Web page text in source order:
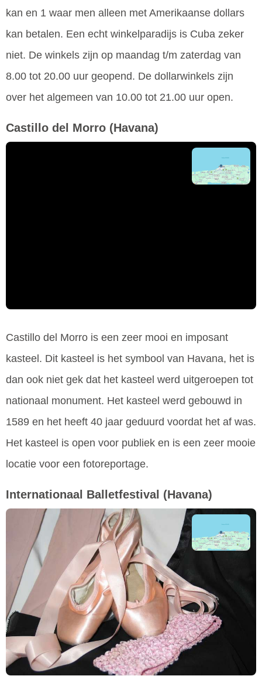
kan en 1 waar men alleen met Amerikaanse dollars
kan betalen. Een echt winkelparadijs is Cuba zeker
niet. De winkels zijn op maandag t/m zaterdag van
8.00 tot 20.00 uur geopend. De dollarwinkels zijn
over het algemeen van 10.00 tot 21.00 uur open.
Castillo del Morro (Havana)
Castillo del Morro is een zeer mooi en imposant
kasteel. Dit kasteel is het symbool van Havana, het is
dan ook niet gek dat het kasteel werd uitgeroepen tot
nationaal monument. Het kasteel werd gebouwd in
1589 en het heeft 40 jaar geduurd voordat het af was.
Het kasteel is open voor publiek en is een zeer mooie
locatie voor een fotoreportage.
Internationaal Balletfestival (Havana)